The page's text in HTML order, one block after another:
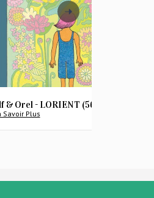
& Orel - LORIENT (56), Hydrophone
Savoir Plus